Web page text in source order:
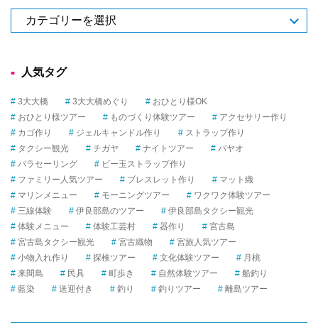
か
リ
ら
人気タグ
3大大橋 3大大橋めぐり
おひとり様OK
おひとり様ツアー
ものづくり体験ツアー
アクセサリー作り
カゴ作り
ジェルキャンドル作り
ストラップ作り
タクシー観光
チガヤ ナイトツアー
パヤオ
パラセーリング
ビー玉ストラップ作り
ファミリー人気ツアー
ブレスレット作り
マット織
マリンメニュー
モーニングツアー
ワクワク体験ツアー
三線体験
伊良部島のツアー
伊良部島タクシー観光
体験メニュー
体験工芸村 器作り
宮古島
宮古島タクシー観光
宮古織物
宮旅人気ツアー
小物入れ作り
探検ツアー 文化体験ツアー
月桃
来間島
民具 町歩き 自然体験ツアー
船釣り
藍染
送迎付き 釣り 釣りツアー 離島ツアー